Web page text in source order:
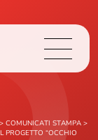
> COMUNICATI STAMPA >
PROGETTO “OCCHIO